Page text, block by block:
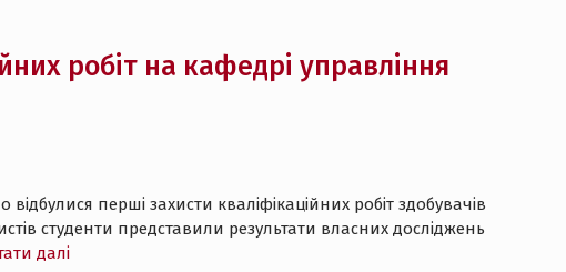
робіт на кафедрі управління
перші захисти кваліфікаційних робіт здобувачів
студенти представили результати власних досліджень
далі